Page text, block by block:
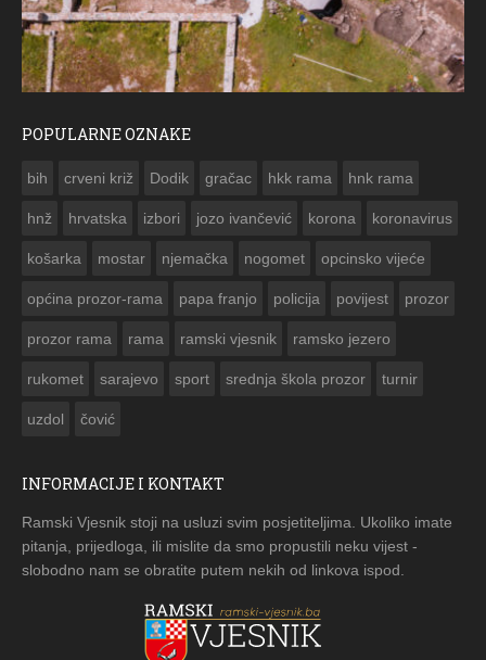
POPULARNE OZNAKE
bih crveni križ Dodik gračac hkk rama hnk rama
hnž hrvatska izbori jozo ivančević korona koronavirus
košarka mostar njemačka nogomet opcinsko vijeće
općina prozor-rama papa franjo policija povijest prozor
prozor rama rama ramski vjesnik ramsko jezero
rukomet sarajevo sport srednja škola prozor turnir
uzdol čović
INFORMACIJE I KONTAKT
Ramski Vjesnik stoji na usluzi svim posjetiteljima. Ukoliko imate
pitanja, prijedloga, ili mislite da smo propustili neku vijest -
slobodno nam se obratite putem nekih od linkova ispod.